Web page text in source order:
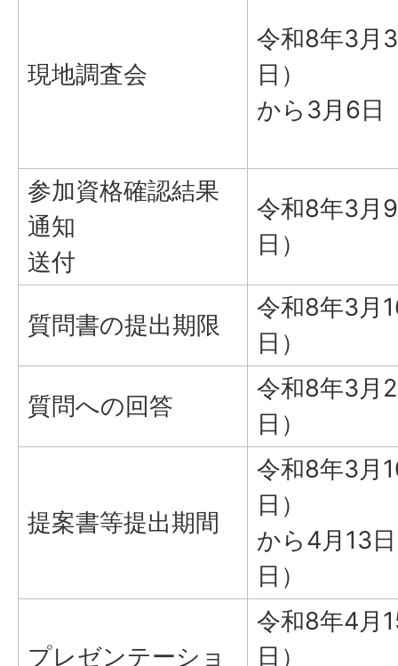
現地調査会
令和8年3月
日）
から3月6日
参加資格確認結果
通知
送付
令和8年3月
日）
質問書の提出期限
令和8年3月
日）
質問への回答
令和8年3月
日）
提案書等提出期間
令和8年3月
日）
から4月13
日）
プレゼンテーショ
令和8年4月
日）